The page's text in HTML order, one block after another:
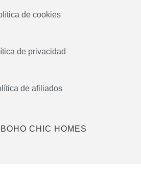
de cookies
de privacidad
de afiliados
CHIC HOMES